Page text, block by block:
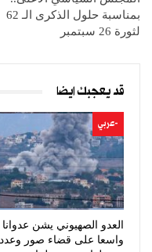
بمناسبة حلول الذكرى الـ 62
لثورة 26 سبتمبر
قد يعجبك ايضا
-عربي
العدو الصهيوني يشن عدوانا
واسعا على قضاء صور وعدد